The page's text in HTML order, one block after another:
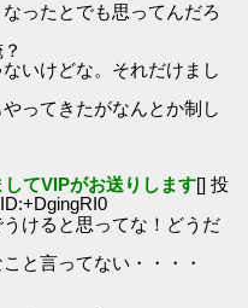
ったとでも思ってんだろ
いけどな。それだけまし
ってきたがなんとか制し
てVIPがお送りします[] 投
うけると思ってな！どうだ
と言ってない・・・・